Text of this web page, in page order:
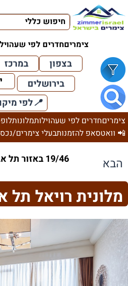
חיפוש כללי
צימריםחדרים לפי שעה
בצפון במרכז
בירושלים
📍לפי
צימריםחדרים לפי שעהוילותמלונות
📲 וואטסאפ להזמנותבעלי צימרים/
הבא 19/46 באזור תל אביב יפו
מלונית רויאל תל